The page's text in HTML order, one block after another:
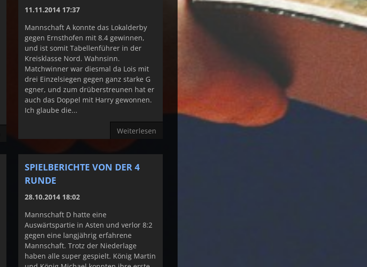
11.11.2014 17:37
Mannschaft A konnte das Lokalderby
gegen Ernsthofen mit 8.4 gewinnen,
und ist somit Tabellenführer in der
Kreisklasse Nord. Wahnsinn.
Matchwinner war diesmal da Lois mit
drei Einzelsiegen gegen ganz starke G
egner, und zum drüberstreunen hat er
auch das Doppel mit Harry gewonnen.
Ich glaube die...
Weiterlesen
SPIELBERICHTE VON DER 4
RUNDE
28.10.2014 18:02
Mannschaft D hatte eine
Auswärtspartie in Asten und verlor 8:2
gegen eine langjährig erfahrene
Mannschaft. Trotz der Niederlage
haben alle super gespielt. König Martin